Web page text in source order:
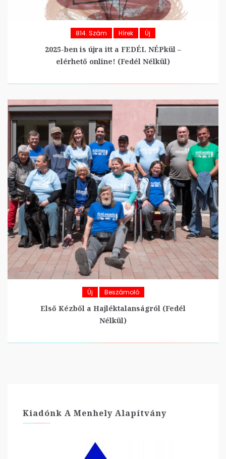
814. Szám Hírek Új
2025-ben is újra itt a FEDÉL NÉPkül –
elérhető online! (Fedél Nélkül)
Új Beszámoló
Első Kézből a Hajléktalanságról (Fedél
Nélkül)
Kiadónk A Menhely Alapítvány